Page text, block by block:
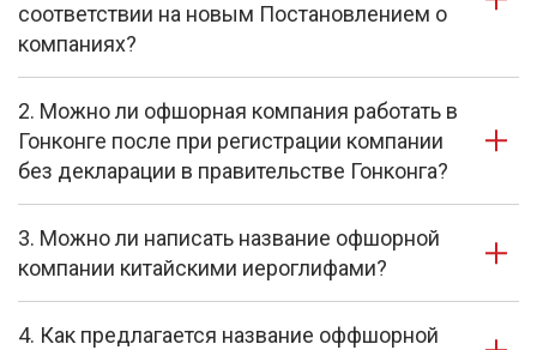
соответствии на новым Постановлением о
компаниях?
2. Можно ли офшорная компания работать в
Гонконге после при регистрации компании
без декларации в правительстве Гонконга?
3. Можно ли написать название офшорной
компании китайскими иероглифами?
4. Как предлагается название оффшорной